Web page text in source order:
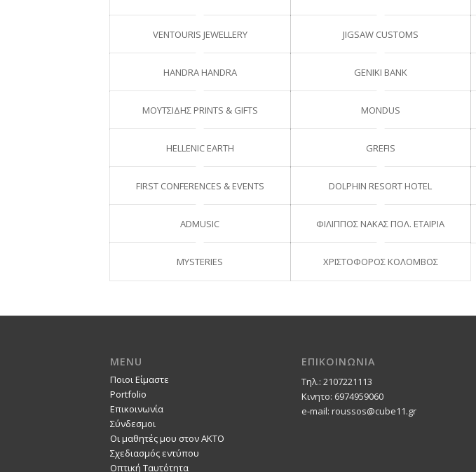
VENTOURIS JEWELLERY JIGSAW CUSTOMS
HANDRA HANDRA GENIKI BANK
ΜΟΥΤΣΙΔΗΣ PRINTS & GIFTS MONDUS
HELLENIC EARTH GREFIS
FIRST CONFERENCES & EVENTS DOLPHIN RESORT HOTEL
ADMUSIC ΦΙΛΙΠΠΟΣ ΝΑΚΑΣ ΠΟΛ. ΕΤΑΙΡΙΑ
MYSTERIES ΧΡΙΣΤΟΦΟΡΟΣ ΚΟΛΟΜΒΟΣ
MENU
Ποιοι Είμαστε
Portfolio
Επικοινωνία
Σύνδεσμοι
Οι μαθητές μου στον ΑΚΤΟ
Σχεδιασμός εντύπου
Οπτική Ταυτότητα
ΕΠΙΚΟΙΝΩΝΙΑ
Τηλ.: 2107221113
Κινητο: 6974959060
e-mail: roussos@cube11.gr